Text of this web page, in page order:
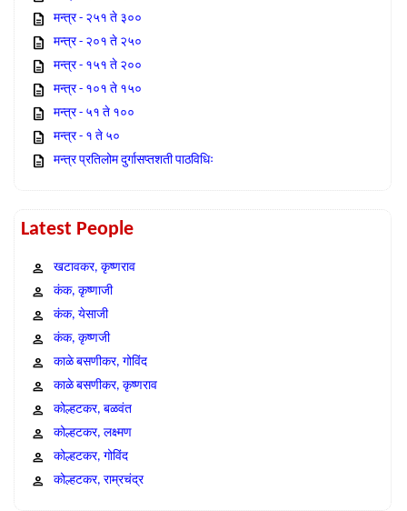
मन्त्र - २५१ ते ३००
मन्त्र - २०१ ते २५०
मन्त्र - १५१ ते २००
मन्त्र - १०१ ते १५०
मन्त्र - ५१ ते १००
मन्त्र - १ ते ५०
मन्त्र प्रतिलोम दुर्गासप्तशती पाठविधिः
Latest People
खटावकर, कृष्णराव
कंक, कृष्णाजी
कंक, येसाजी
कंक, कृष्णजी
काळे बसणीकर, गोविंद
काळे बसणीकर, कृष्णराव
कोल्हटकर, बळवंत
कोल्हटकर, लक्ष्मण
कोल्हटकर, गोविंद
कोल्हटकर, राम्रचंद्र